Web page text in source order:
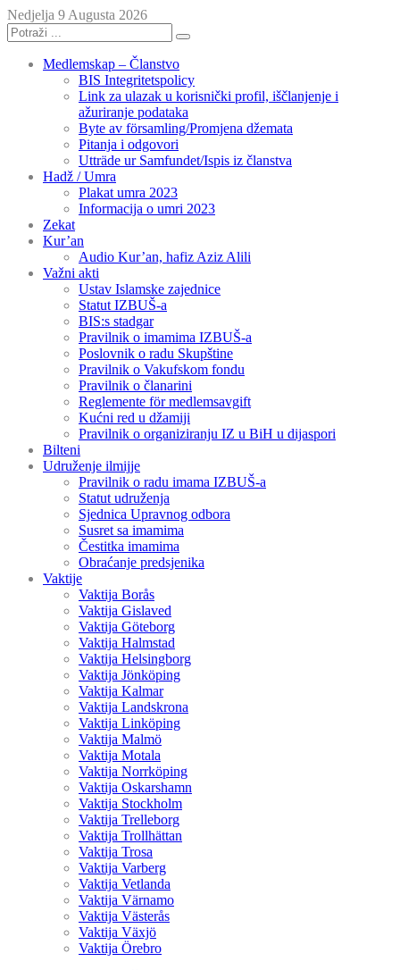
Nedjelja 9 Augusta 2026
Medlemskap – Članstvo
BIS Integritetspolicy
Link za ulazak u korisnički profil, iščlanjenje i
ažuriranje podataka
Byte av församling/Promjena džemata
Pitanja i odgovori
Utträde ur Samfundet/Ispis iz članstva
Hadž / Umra
Plakat umra 2023
Informacija o umri 2023
Zekat
Kur’an
Audio Kur’an, hafiz Aziz Alili
Važni akti
Ustav Islamske zajednice
Statut IZBUŠ-a
BIS:s stadgar
Pravilnik o imamima IZBUŠ-a
Poslovnik o radu Skupštine
Pravilnik o Vakufskom fondu
Pravilnik o članarini
Reglemente för medlemsavgift
Kućni red u džamiji
Pravilnik o organiziranju IZ u BiH u dijaspori
Bilteni
Udruženje ilmijje
Pravilnik o radu imama IZBUŠ-a
Statut udruženja
Sjednica Upravnog odbora
Susret sa imamima
Čestitka imamima
Obraćanje predsjenika
Vaktije
Vaktija Borås
Vaktija Gislaved
Vaktija Göteborg
Vaktija Halmstad
Vaktija Helsingborg
Vaktija Jönköping
Vaktija Kalmar
Vaktija Landskrona
Vaktija Linköping
Vaktija Malmö
Vaktija Motala
Vaktija Norrköping
Vaktija Oskarshamn
Vaktija Stockholm
Vaktija Trelleborg
Vaktija Trollhättan
Vaktija Trosa
Vaktija Varberg
Vaktija Vetlanda
Vaktija Värnamo
Vaktija Västerås
Vaktija Växjö
Vaktija Örebro